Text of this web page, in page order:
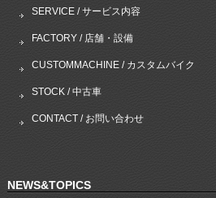
SERVICE / サービス内容
FACTORY / 店舗・設備
CUSTOMMACHINE / カスタムバイク
STOCK / 中古車
CONTACT / お問い合わせ
NEWS&TOPICS